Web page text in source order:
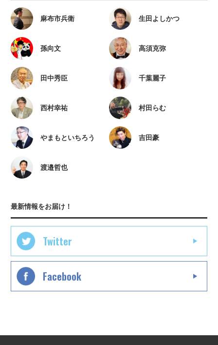
麻布市兵衛 生田よしかつ
孫向文 高須克弥
田中秀臣 千葉麗子
西村幸祐 村田らむ
やまもといちろう 吉田豪
渡邉哲也
最新情報をお届け！
Twitter
Facebook